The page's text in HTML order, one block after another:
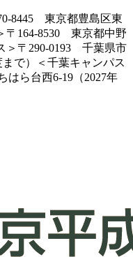
8445 東京都豊島区東
〒164-8530 東京都中野
＞〒290-0193 千葉県市
で）＜千葉キャンパス
はら台西6-19（2027年